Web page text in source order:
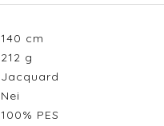
140 cm
212 g
Jacquard
Nei
100% PES